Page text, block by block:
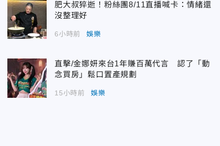
肥大叔猝逝！粉絲團8/11直播喊卡：情緒還
沒整理好
6小時前 娛樂
直擊/金娜妍來台1年賺百萬代言 認了「動
念買房」鬆口置產規劃
15小時前 娛樂